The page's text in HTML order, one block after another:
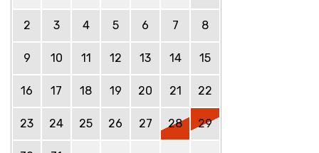
2 3 4 5 6 7 8
9 10 11 12 13 14 15
16 17 18 19 20 21 22
23 24 25 26 27 28 29